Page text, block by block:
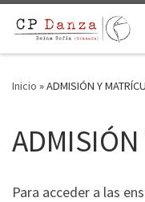
Saltar al contenido
Inicio »ADMISIÓN Y
ADMISIÓN
Para acceder a las